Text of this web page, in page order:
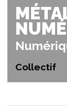
Collectif